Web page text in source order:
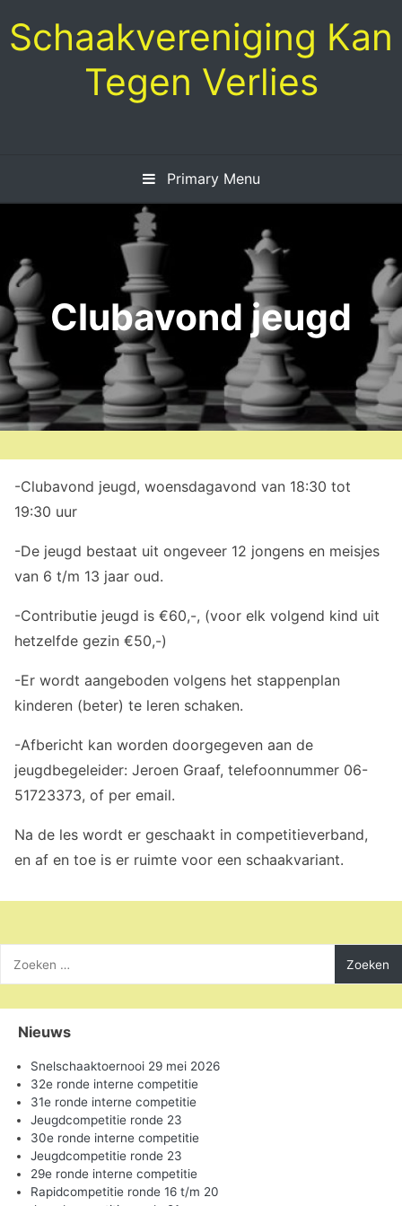
to
content
Schaakvereniging Kan
Tegen Verlies
Primary Menu
Clubavond jeugd
-Clubavond jeugd, woensdagavond van 18:30 tot
19:30 uur
-De jeugd bestaat uit ongeveer 12 jongens en meisjes
van 6 t/m 13 jaar oud.
-Contributie jeugd is €60,-, (voor elk volgend kind uit
hetzelfde gezin €50,-)
-Er wordt aangeboden volgens het stappenplan
kinderen (beter) te leren schaken.
-Afbericht kan worden doorgegeven aan de
jeugdbegeleider: Jeroen Graaf, telefoonnummer 06-
51723373, of per email.
Na de les wordt er geschaakt in competitieverband,
en af en toe is er ruimte voor een schaakvariant.
naar:
Nieuws
Snelschaaktoernooi 29 mei 2026
32e ronde interne competitie
31e ronde interne competitie
Jeugdcompetitie ronde 23
30e ronde interne competitie
Jeugdcompetitie ronde 23
29e ronde interne competitie
Rapidcompetitie ronde 16 t/m 20